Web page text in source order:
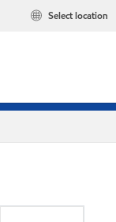
Select location